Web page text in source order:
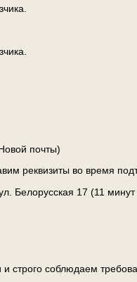
почты)
реквизиты во время
Белорусская 17 (11
строго соблюдаем